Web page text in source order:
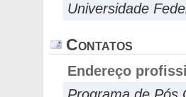
Universidade
Contatos
Endereço